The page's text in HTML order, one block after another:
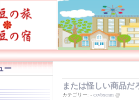
ー
または怪しい商品だ
カテゴリー: - cxvbxcnm @